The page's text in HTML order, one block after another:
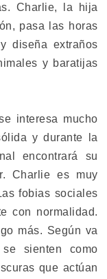
Charlie, la hija
pasa las horas
diseña extraños
y baratijas
interesa mucho
y durante la
encontrará su
Charlie es muy
fobias sociales
con normalidad.
más. Según va
sienten como
que actúan